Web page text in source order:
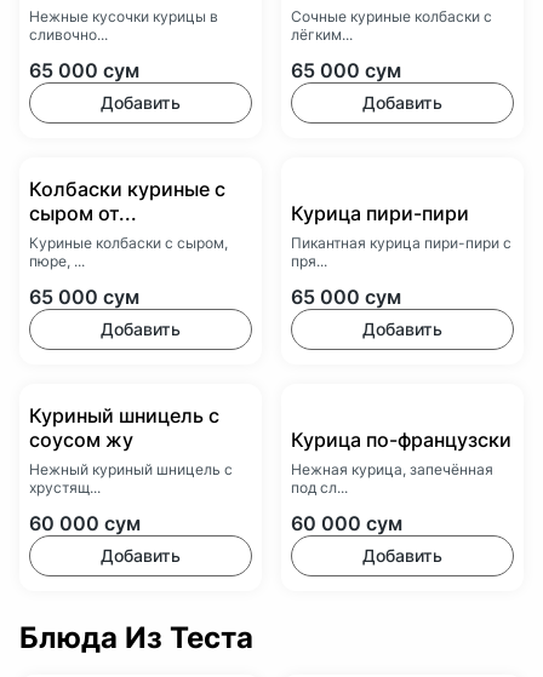
Нежные кусочки курицы в
сливочно...
65 000 сум
Добавить
Сочные куриные колбаски с
лёгким...
65 000 сум
Добавить
Колбаски куриные с
сыром от...
Куриные колбаски с сыром,
пюре, ...
65 000 сум
Добавить
Курица пири-пири
Пикантная курица пири-пири с
пря...
65 000 сум
Добавить
Куриный шницель с
соусом жу
Нежный куриный шницель с
хрустящ...
60 000 сум
Добавить
Курица по-французски
Нежная курица, запечённая
под сл...
60 000 сум
Добавить
Блюда Из Теста